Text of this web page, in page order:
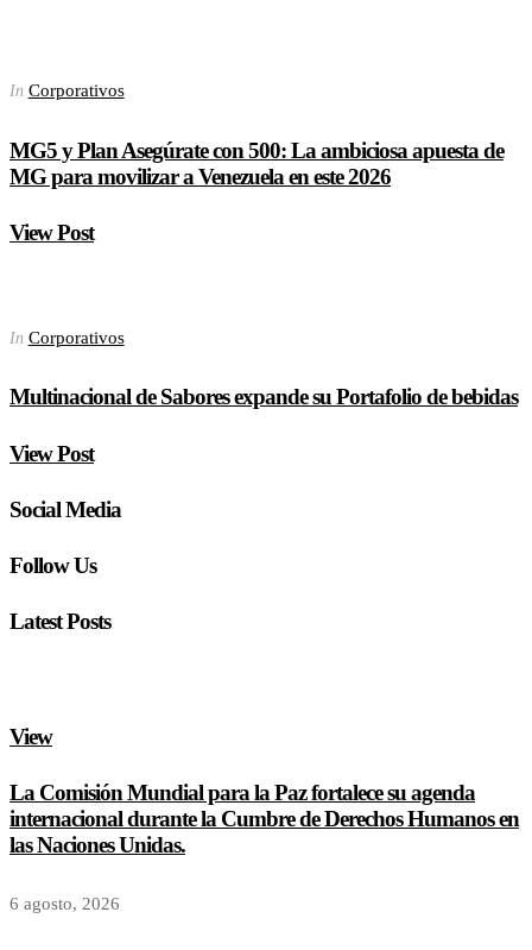
In Corporativos
MG5 y Plan Asegúrate con 500: La ambiciosa apuesta de
MG para movilizar a Venezuela en este 2026
View Post
In Corporativos
Multinacional de Sabores expande su Portafolio de bebidas
View Post
Social Media
Follow Us
Latest Posts
View
La Comisión Mundial para la Paz fortalece su agenda
internacional durante la Cumbre de Derechos Humanos en
las Naciones Unidas.
6 agosto, 2026